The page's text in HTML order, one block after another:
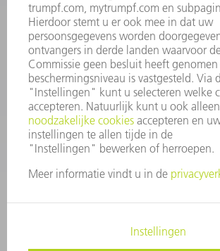
Veel gestelde vragen
Algemene voorwaarden
CONTACT
+31 88 4002 400
Ma. - vr. 8.00 - 17.00 uur
onderdelen.tnl@de.trumpf.com